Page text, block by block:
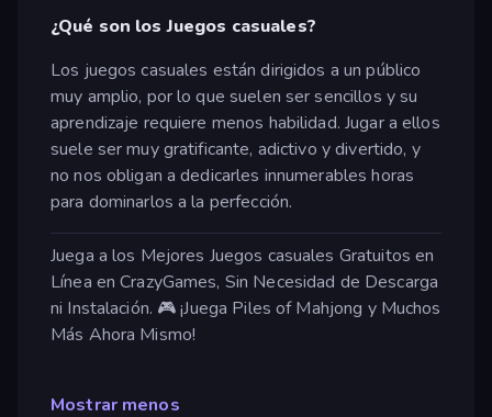
¿Qué son los Juegos casuales?
Los juegos casuales están dirigidos a un público
muy amplio, por lo que suelen ser sencillos y su
aprendizaje requiere menos habilidad. Jugar a ellos
suele ser muy gratificante, adictivo y divertido, y
no nos obligan a dedicarles innumerables horas
para dominarlos a la perfección.
Juega a los Mejores Juegos casuales Gratuitos en
Línea en CrazyGames, Sin Necesidad de Descarga
ni Instalación. 🎮 ¡Juega Piles of Mahjong y Muchos
Más Ahora Mismo!
Mostrar menos